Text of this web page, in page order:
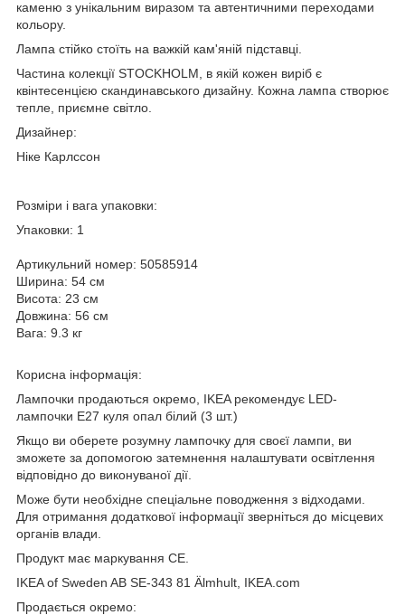
каменю з унікальним виразом та автентичними переходами
кольору.
Лампа стійко стоїть на важкій кам'яній підставці.
Частина колекції STOCKHOLM, в якій кожен виріб є
квінтесенцією скандинавського дизайну. Кожна лампа створює
тепле, приємне світло.
Дизайнер:
Ніке Карлссон
Розміри і вага упаковки:
Упаковки: 1
Артикульний номер: 50585914
Ширина: 54 см
Висота: 23 см
Довжина: 56 см
Вага: 9.3 кг
Корисна інформація:
Лампочки продаються окремо, IKEA рекомендує LED-
лампочки E27 куля опал білий (3 шт.)
Якщо ви оберете розумну лампочку для своєї лампи, ви
зможете за допомогою затемнення налаштувати освітлення
відповідно до виконуваної дії.
Може бути необхідне спеціальне поводження з відходами.
Для отримання додаткової інформації зверніться до місцевих
органів влади.
Продукт має маркування CE.
IKEA of Sweden AB SE-343 81 Älmhult, IKEA.com
Продається окремо: